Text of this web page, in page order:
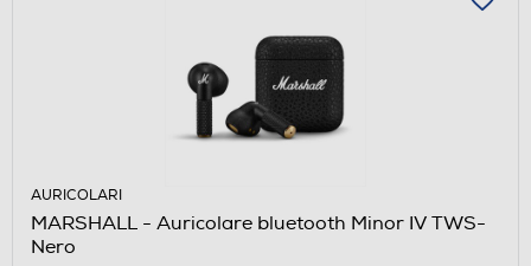
AURICOLARI
MARSHALL - Auricolare bluetooth Minor IV TWS-
Nero